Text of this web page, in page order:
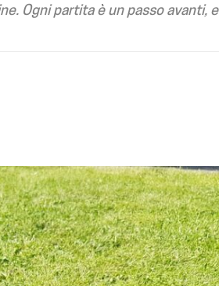
Ogni partita è un passo avanti, e